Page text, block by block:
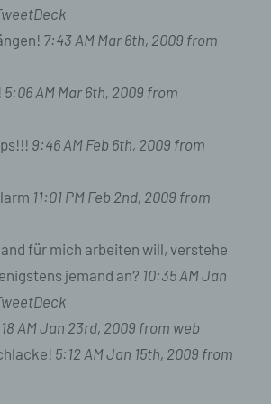
7:43 AM Mar 6th, 2009 from
5:06 AM Mar 6th, 2009 from
9:46 AM Feb 6th, 2009 from
11:01 PM Feb 2nd, 2009 from
für mich arbeiten will, verstehe
jemand an? 10:35 AM Jan
AM Jan 23rd, 2009 from web
5:12 AM Jan 15th, 2009 from
ist jeder mit oder ohne Hilfe
Vorgangsreihe im
mit personenbezogenen Daten
das Ordnen, die Speicherung, die
Veränderung, das Auslesen,
Verbreitung oder eine
der Bereitstellung, den Abgleich
die Einschränkung, das
die Vernichtung.
der Verarbeitung
der Verarbeitung ist die
personenbezogener